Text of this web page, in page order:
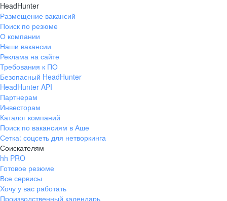
HeadHunter
Размещение вакансий
Поиск по резюме
О компании
Наши вакансии
Реклама на сайте
Требования к ПО
Безопасный HeadHunter
HeadHunter API
Партнерам
Инвесторам
Каталог компаний
Поиск по вакансиям в Аше
Сетка: соцсеть для нетворкинга
Соискателям
hh PRO
Готовое резюме
Все сервисы
Хочу у вас работать
Производственный календарь